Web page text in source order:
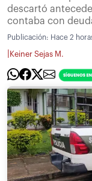
descartó
contaba con
Publicación: Hace 2
Keiner Sejas M.